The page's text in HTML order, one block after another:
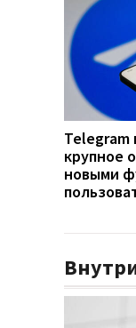
Telegram
крупное
новыми